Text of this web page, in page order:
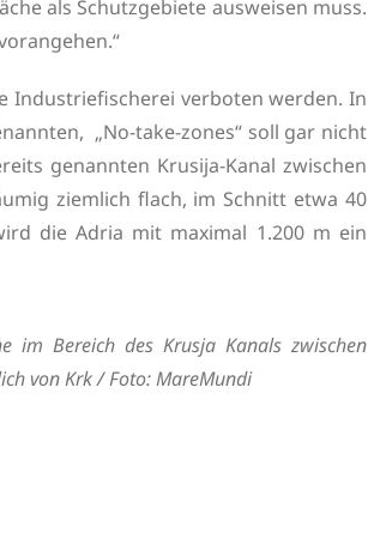
als Schutzgebiete ausweisen muss.
Industriefischerei verboten werden. In
„No-take-zones“ soll gar nicht
genannten Krusija-Kanal zwischen
ziemlich flach, im Schnitt etwa 40
die Adria mit maximal 1.200 m ein
im Bereich des Krusja Kanals zwischen
von Krk / Foto: MareMundi